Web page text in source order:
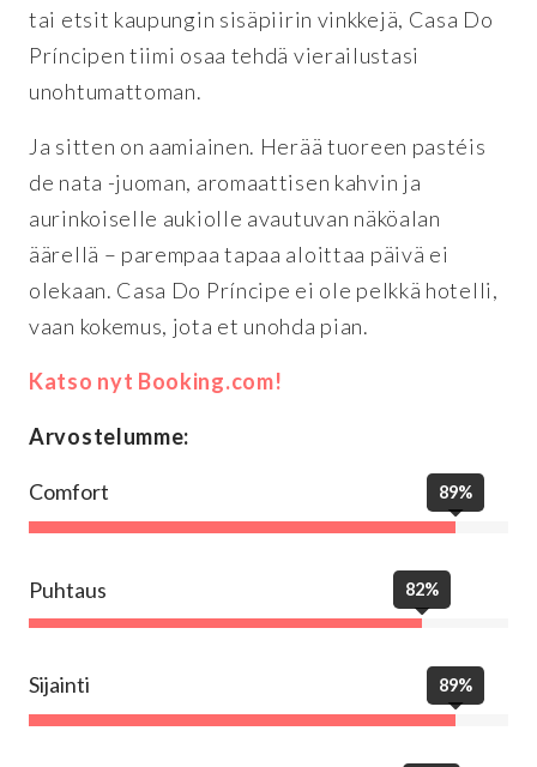
tai etsit kaupungin sisäpiirin vinkkejä, Casa Do
Príncipen tiimi osaa tehdä vierailustasi
unohtumattoman.
Ja sitten on aamiainen. Herää tuoreen pastéis
de nata -juoman, aromaattisen kahvin ja
aurinkoiselle aukiolle avautuvan näköalan
äärellä – parempaa tapaa aloittaa päivä ei
olekaan. Casa Do Príncipe ei ole pelkkä hotelli,
vaan kokemus, jota et unohda pian.
Katso nyt Booking.com!
Arvostelumme:
Comfort 89%
Puhtaus 82%
Sijainti 89%